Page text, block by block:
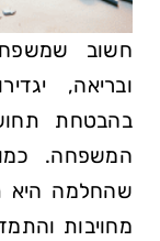
חשוב
ובריאה,
בהבטחת
המשפחה.
שהחלמה היא
מחויבות